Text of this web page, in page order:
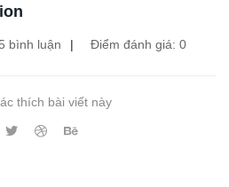
5 bình luận Điểm đánh giá: 0
thích bài viết này